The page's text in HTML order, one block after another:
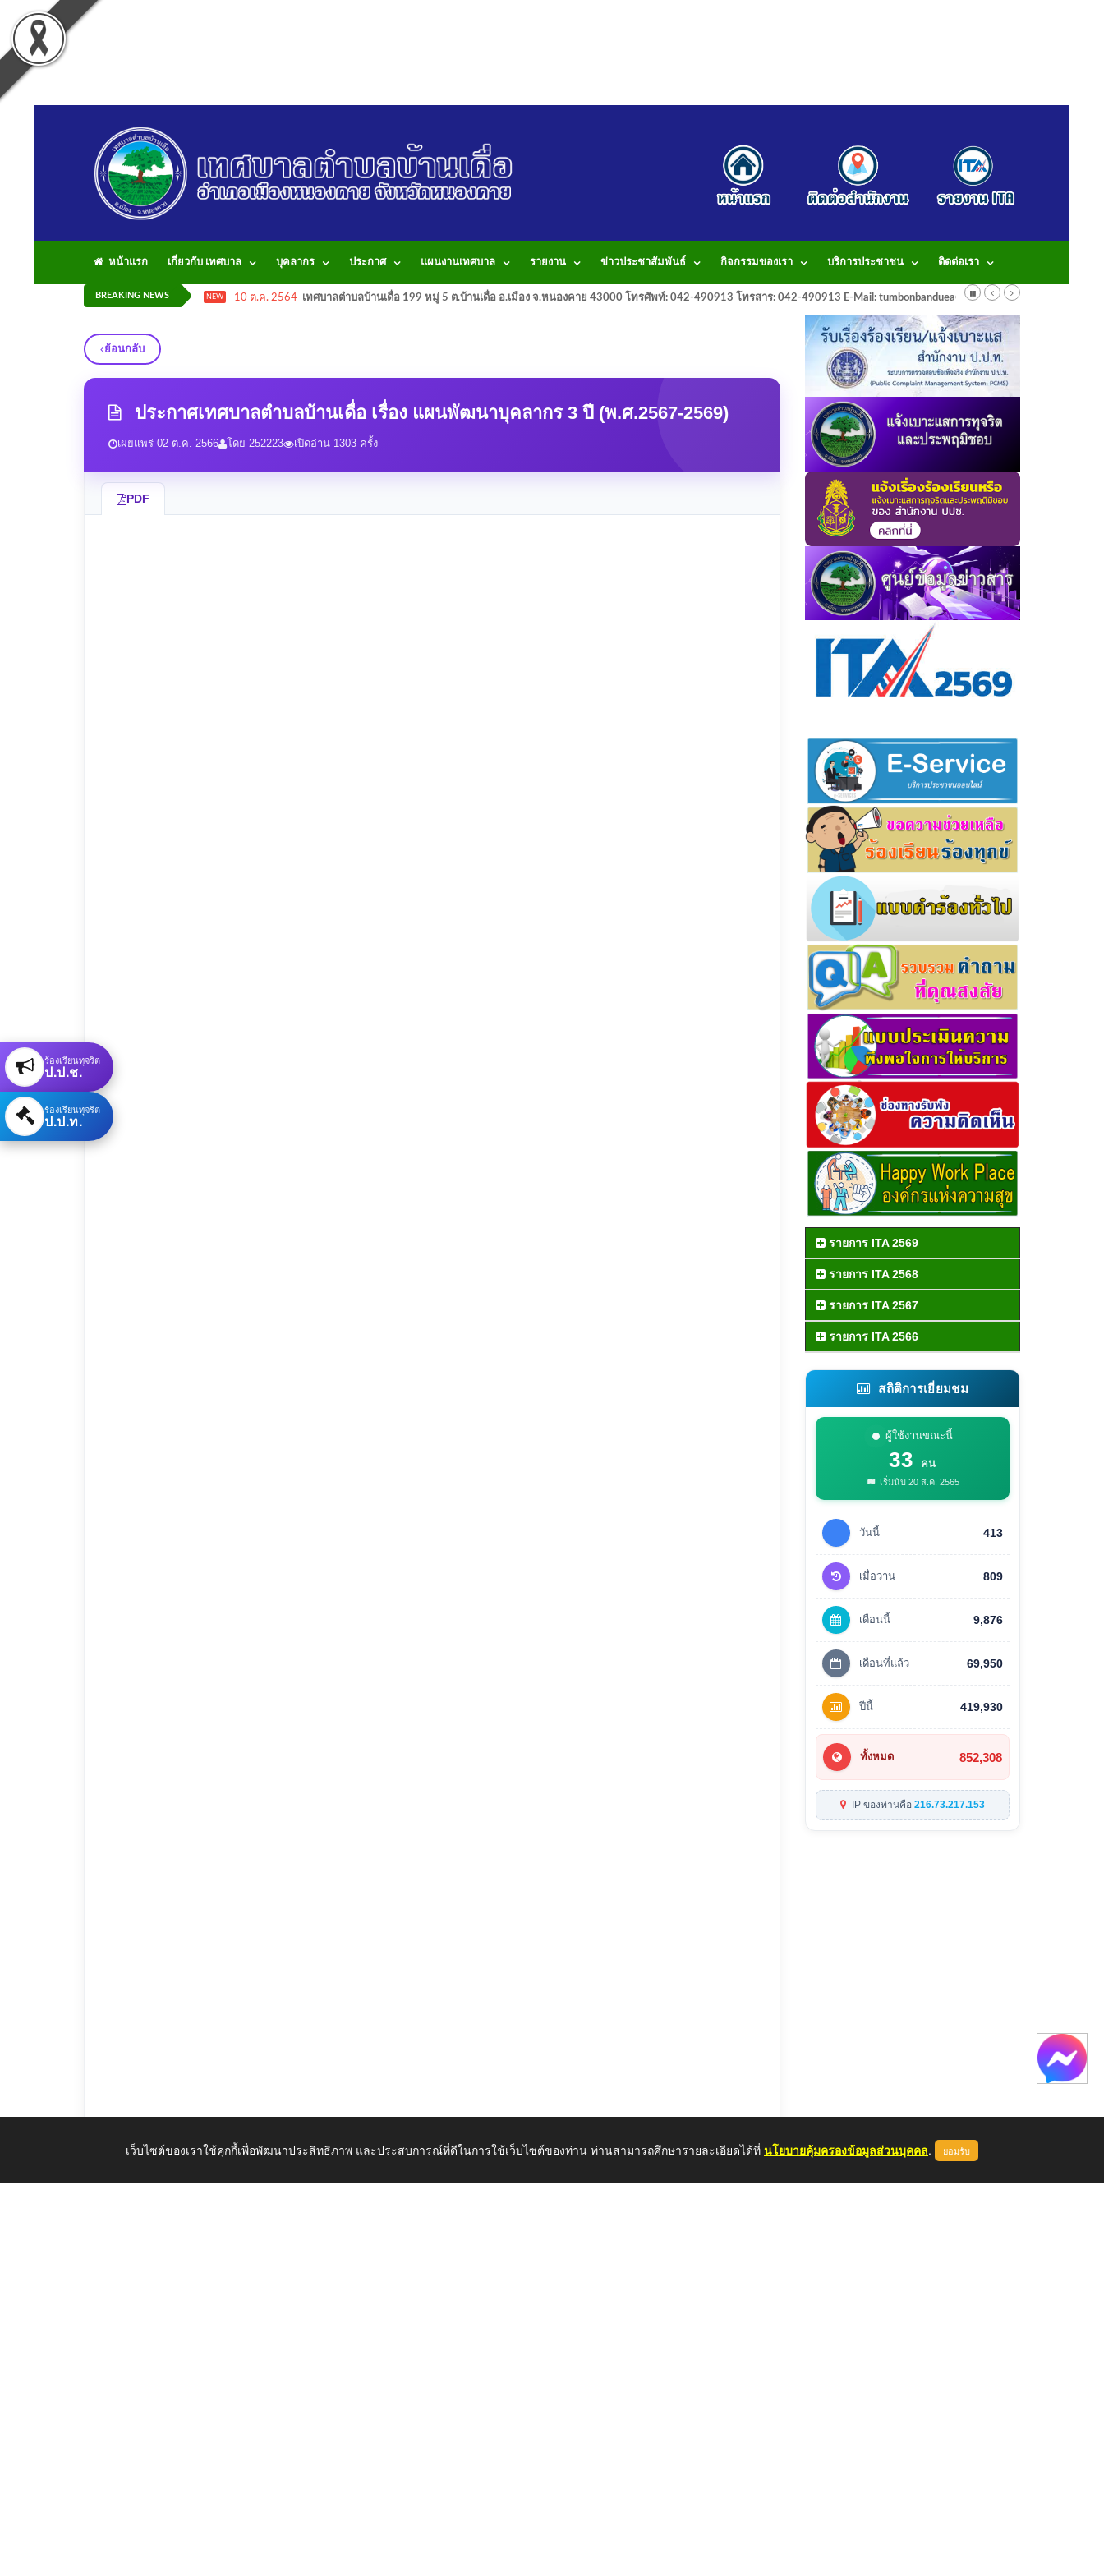
หน้าแรก เกี่ยวกับ เทศบาล บุคลากร ประกาศ แผนงานเทศบาล รายงาน ข่าวประชาสัมพันธ์ กิจกรรมของเรา บริการประชาชน ติดต่อเรา
BREAKING NEWS NEW 10 ต.ค. 2564 เทศบาลตำบลบ้านเดื่อ 199 หมู่ 5 ต.บ้านเดื่อ อ.เมือง จ.หนองคาย 43000 โทรศัพท์: 042-490913 โทรสาร: 042-490913 E-Mail: tumbonbanduea@gmail.com
ย้อนกลับ
ประกาศเทศบาลตำบลบ้านเดื่อ เรื่อง แผนพัฒนาบุคลากร 3 ปี (พ.ศ.2567-2569)
เผยแพร่ 02 ต.ค. 2566 โดย 252223 เปิดอ่าน 1303 ครั้ง
PDF
รายการ ITA 2569
รายการ ITA 2568
รายการ ITA 2567
รายการ ITA 2566
สถิติการเยี่ยมชม
ผู้ใช้งานขณะนี้
33 คน
เริ่มนับ 20 ส.ค. 2565
วันนี้ 413
เมื่อวาน 809
เดือนนี้ 9,876
เดือนที่แล้ว 69,950
ปีนี้ 419,930
ทั้งหมด 852,308
IP ของท่านคือ 216.73.217.153
ร้องเรียนทุจริต
ป.ป.ช.
ร้องเรียนทุจริต
ป.ป.ท.
เว็บไซต์ของเราใช้คุกกี้เพื่อพัฒนาประสิทธิภาพ และประสบการณ์ที่ดีในการใช้เว็บไซต์ของท่าน ท่านสามารถศึกษารายละเอียดได้ที่ นโยบายคุ้มครองข้อมูลส่วนบุคคล. ยอมรับ